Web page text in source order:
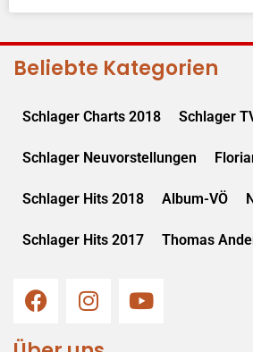
Beliebte Kategorien
Schlager Charts 2018 Schlager
Schlager Neuvorstellungen
Schlager Hits 2018 Album-VÖ
Schlager Hits 2017 Thomas